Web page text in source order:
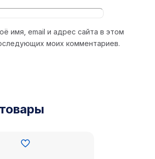
имя, email и адрес сайта в этом
моих комментариев.